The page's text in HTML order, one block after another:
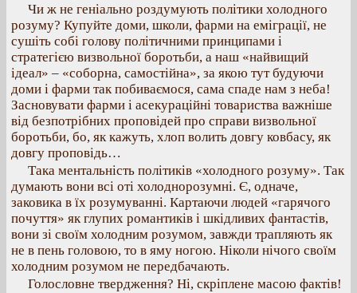
Чи ж не геніально роздумують політики холодного
розуму? Купуйте доми, школи, фарми на еміграції, не
сушіть собі голову політичними принципами і
стратегією визвольної боротьби, а наш «найвищий
ідеал» – «соборна, самостійна», за якою тут будуючи
доми і фарми так побиваємося, сама спаде нам з неба!
Засновувати фарми і асекураційні товариства важніше
від безпотрібних проповідей про справи визвольної
боротьби, бо, як кажуть, хлоп волить довгу ковбасу, як
довгу проповідь…
Така ментальність політиків «холодного розуму». Так
думають вони всі оті холоднорозумні. Є, одначе,
заковика в їх розумуванні. Картаючи людей «гарячого
почуття» як глупих романтиків і шкідливих фантастів,
вони зі своїм холодним розумом, завжди трапляють як
не в пень головою, то в яму ногою. Ніколи нічого своїм
холодним розумом не передбачають.
Голословне твердження? Ні, скріплене масою фактів!